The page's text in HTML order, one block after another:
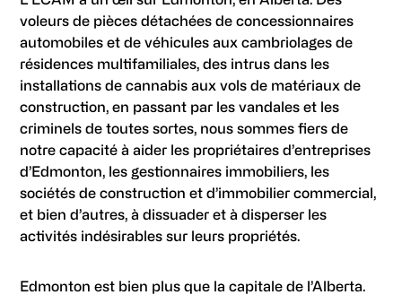
voleurs de pièces détachées de concessionnaires
automobiles et de véhicules aux cambriolages de
résidences multifamiliales, des intrus dans les
installations de cannabis aux vols de matériaux de
construction, en passant par les vandales et les
criminels de toutes sortes, nous sommes fiers de
notre capacité à aider les propriétaires d’entreprises
d’Edmonton, les gestionnaires immobiliers, les
sociétés de construction et d’immobilier commercial,
et bien d’autres, à dissuader et à disperser les
activités indésirables sur leurs propriétés.
Edmonton est bien plus que la capitale de l’Alberta.